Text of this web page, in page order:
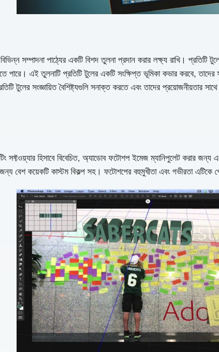
সম্পাদনা পাঠ্যের একটি বিশদ তুলনা প্রদান করার লক্ষ্য রাখি। প্রতিটি
পারে। এই তুলনাটি প্রতিটি টুলের একটি সংক্ষিপ্ত ভূমিকা কভার করবে,
টুলের সংজ্ঞায়িত বৈশিষ্ট্যগুলি সনাক্ত করতে এবং তাদের প্রয়োজনীয়তার
হিসাবে বিবেচিত, অ্যাডোব ফটোশপ ইমেজ ম্যানিপুলেট করার জন্য
বেশ কয়েকটি কাস্টম বিকল্প সহ। ফটোশপের বহুমুখীতা এবং গভীরতা এটিকে